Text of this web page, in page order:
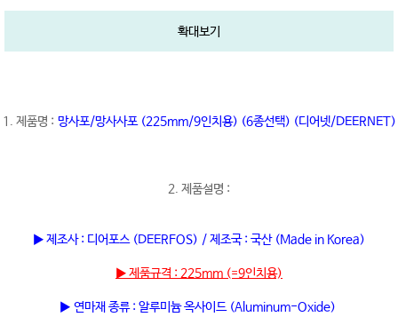
확대보기
1. 제품명 : 망사포/망사사포 (225mm/9인치용) (6종선택) (디어넷/DEERNET)
2. 제품설명 :
▶ 제조사 : 디어포스 (DEERFOS) / 제조국 : 국산 (Made in Korea)
▶ 제품규격 : 225mm (=9인치용)
▶ 연마재 종류 : 알루미늄 옥사이드 (Aluminum-Oxide)